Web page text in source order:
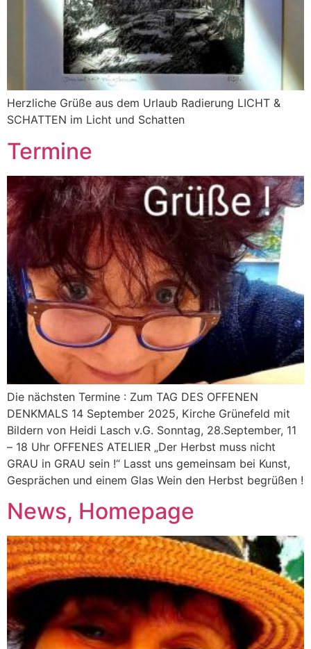
Herzliche Grüße aus dem Urlaub Radierung LICHT &
SCHATTEN im Licht und Schatten
Termine
Die nächsten Termine : Zum TAG DES OFFENEN
DENKMALS 14 September 2025, Kirche Grünefeld mit
Bildern von Heidi Lasch v.G. Sonntag, 28.September, 11
– 18 Uhr OFFENES ATELIER „Der Herbst muss nicht
GRAU in GRAU sein !“ Lasst uns gemeinsam bei Kunst,
Gesprächen und einem Glas Wein den Herbst begrüßen !
News, Homepage